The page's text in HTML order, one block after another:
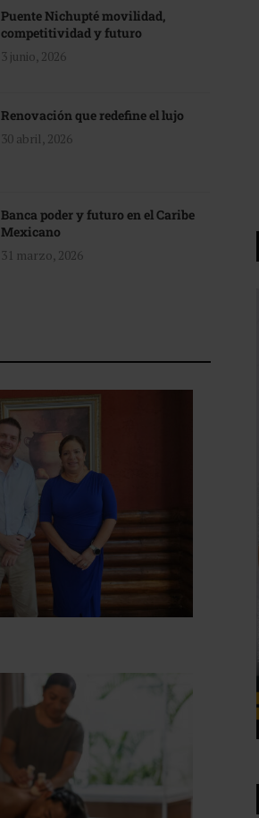
Puente Nichupté movilidad,
competitividad y futuro
3 junio, 2026
Renovación que redefine el lujo
30 abril, 2026
Banca poder y futuro en el Caribe
Mexicano
31 marzo, 2026